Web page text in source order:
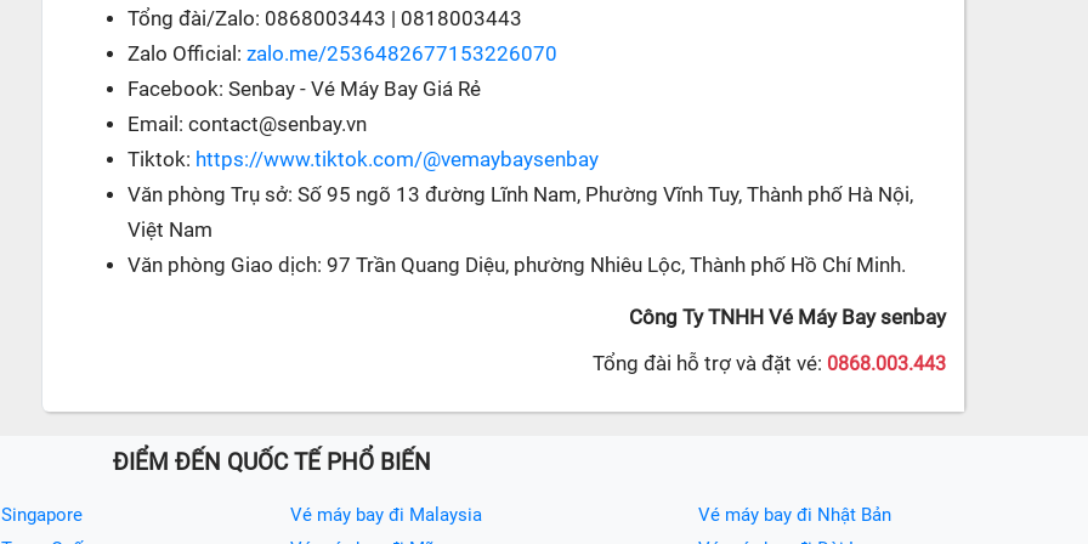
Tổng đài/Zalo: 0868003443 | 0818003443
Zalo Official: zalo.me/2536482677153226070
Facebook: Senbay - Vé Máy Bay Giá Rẻ
Email: contact@senbay.vn
Tiktok: https://www.tiktok.com/@vemaybaysenbay
Văn phòng Trụ sở: Số 95 ngõ 13 đường Lĩnh Nam, Phường Vĩnh Tuy, Thành phố Hà Nội,
Việt Nam
Văn phòng Giao dịch: 97 Trần Quang Diệu, phường Nhiêu Lộc, Thành phố Hồ Chí Minh.
Công Ty TNHH Vé Máy Bay senbay
Tổng đài hỗ trợ và đặt vé: 0868.003.443
ĐIỂM ĐẾN QUỐC TẾ PHỔ BIẾN
Vé máy bay đi Malaysia
Vé máy bay đi Nhật Bản